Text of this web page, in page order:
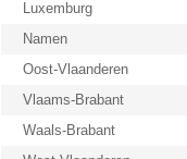
Luxemburg
Namen
Oost-Vlaanderen
Vlaams-Brabant
Waals-Brabant